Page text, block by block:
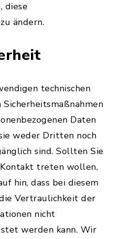
diese
ändern.
technischen
Daten
weder Dritten noch
sind. Sollten Sie
treten wollen,
hin, dass bei diesem
Vertraulichkeit der
nicht
werden kann. Wir